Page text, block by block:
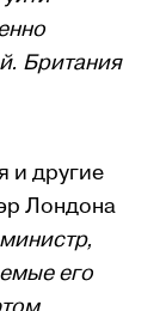
Британия
и другие
Лондона
его